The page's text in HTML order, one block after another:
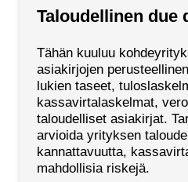
Taloudellinen due
Tähän kuuluu
asiakirjojen
lukien taseet,
kassavirtalaskelmat,
taloudelliset asiakirjat.
arvioida yrityksen
kannattavuutta,
mahdollisia riskejä.